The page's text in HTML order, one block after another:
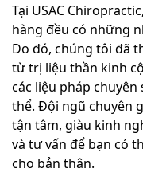
Tại USAC
hàng đều có những
Do đó, chúng tôi đã
từ trị liệu thần kinh
các liệu pháp
thể. Đội ngũ chuyên
tận tâm, giàu kinh
và tư vấn để bạn có
cho bản thân.